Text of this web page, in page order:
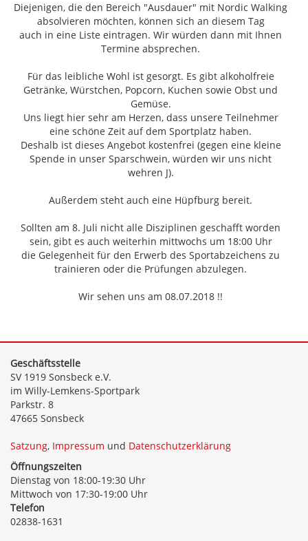
Diejenigen, die den Bereich "Ausdauer" mit Nordic Walking
absolvieren möchten, können sich an diesem Tag
auch in eine Liste eintragen. Wir würden dann mit Ihnen
Termine absprechen.
Für das leibliche Wohl ist gesorgt. Es gibt alkoholfreie
Getränke, Würstchen, Popcorn, Kuchen sowie Obst und
Gemüse.
Uns liegt hier sehr am Herzen, dass unsere Teilnehmer
eine schöne Zeit auf dem Sportplatz haben.
Deshalb ist dieses Angebot kostenfrei (gegen eine kleine
Spende in unser Sparschwein, würden wir uns nicht
wehren J).
Außerdem steht auch eine Hüpfburg bereit.
Sollten am 8. Juli nicht alle Disziplinen geschafft worden
sein, gibt es auch weiterhin mittwochs um 18:00 Uhr
die Gelegenheit für den Erwerb des Sportabzeichens zu
trainieren oder die Prüfungen abzulegen.
Wir sehen uns am 08.07.2018 !!
Geschäftsstelle
SV 1919 Sonsbeck e.V.
im Willy-Lemkens-Sportpark
Parkstr. 8
47665 Sonsbeck
Satzung, Impressum und Datenschutzerklärung
Öffnungszeiten
Dienstag von 18:00-19:30 Uhr
Mittwoch von 17:30-19:00 Uhr
Telefon
02838-1631